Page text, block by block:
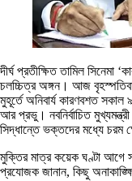
দীর্ঘ প্রতীক্ষিত তামিল সিনেমা
চলচ্চিত্র অঙ্গন। আজ
মুহূর্তে অনিবার্য কারণবশত
আর প্রভু। নবনির্বাচিত
সিদ্ধান্তে ভক্তদের মধ্যে চরম
মুক্তির মাত্র কয়েক ঘণ্টা আগে
প্রযোজক জানান, কিছু